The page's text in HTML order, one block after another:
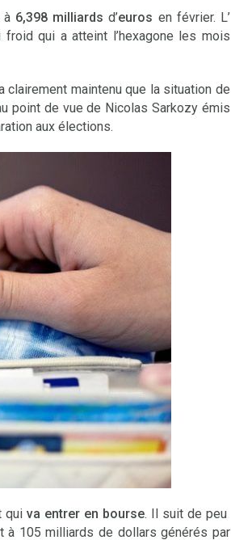
à6,398 milliardsd’euros en février. L’
qui a atteint l’hexagone les mois
clairement maintenu que la situation de
point de vue de Nicolas Sarkozy émis
aux élections.
qui va entrer en bourse. Il suit de peu
à 105 milliards de dollars générés par